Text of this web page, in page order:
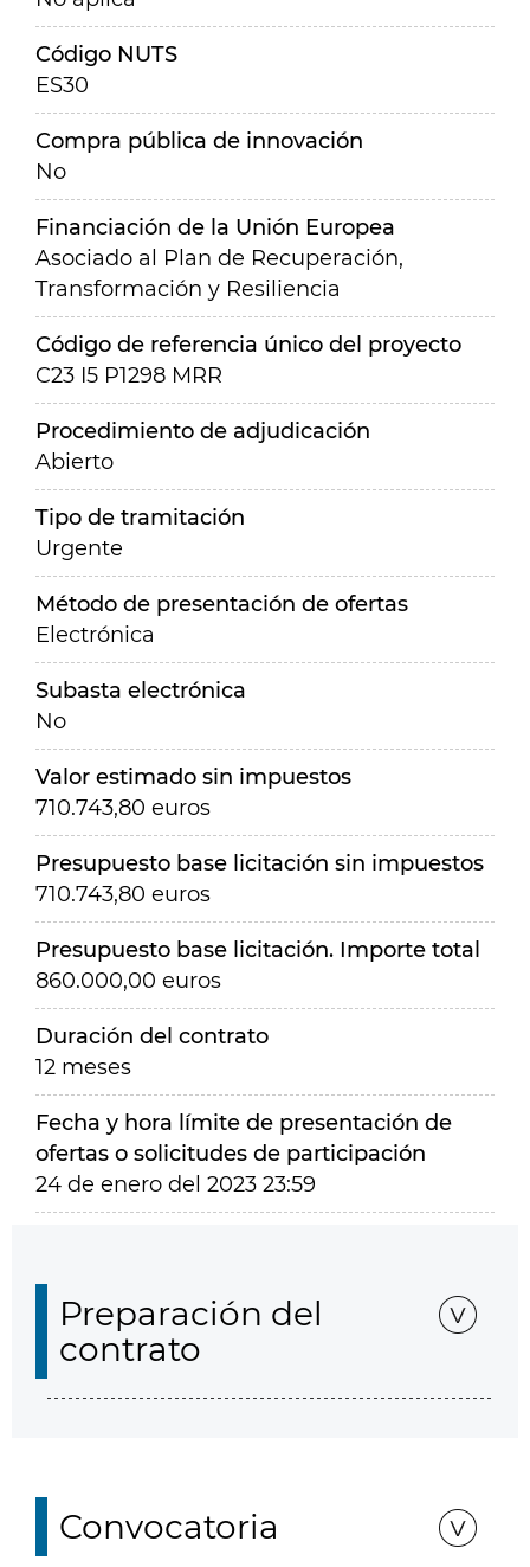
Código NUTS
ES30
Compra pública de innovación
No
Financiación de la Unión Europea
Asociado al Plan de Recuperación,
Transformación y Resiliencia
Código de referencia único del proyecto
C23 I5 P1298 MRR
Procedimiento de adjudicación
Abierto
Tipo de tramitación
Urgente
Método de presentación de ofertas
Electrónica
Subasta electrónica
No
Valor estimado sin impuestos
710.743,80 euros
Presupuesto base licitación sin impuestos
710.743,80 euros
Presupuesto base licitación. Importe total
860.000,00 euros
Duración del contrato
12 meses
Fecha y hora límite de presentación de
ofertas o solicitudes de participación
24 de enero del 2023 23:59
Preparación del
contrato
Convocatoria